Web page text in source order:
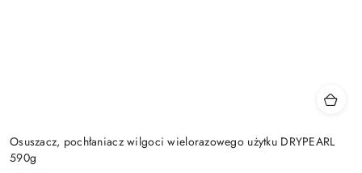
Osuszacz, pochłaniacz wilgoci wielorazowego użytku DRYPEARL
590g